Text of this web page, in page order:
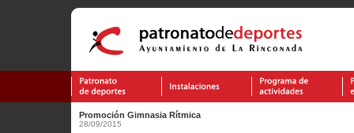
Promoción Gimnasia Rítmica
28/09/2015